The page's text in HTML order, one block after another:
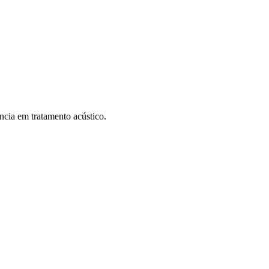
em tratamento acústico.